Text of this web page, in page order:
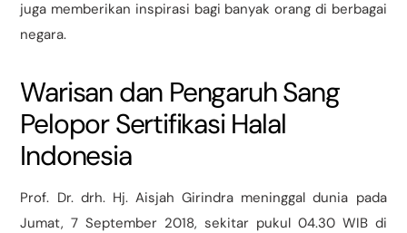
juga memberikan inspirasi bagi banyak orang di berbagai
negara.
Warisan dan Pengaruh Sang
Pelopor Sertifikasi Halal
Indonesia
Prof. Dr. drh. Hj. Aisjah Girindra meninggal dunia pada
Jumat, 7 September 2018, sekitar pukul 04.30 WIB di